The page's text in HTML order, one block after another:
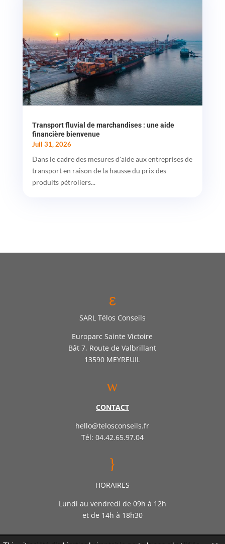
Transport fluvial de marchandises : une aide
financière bienvenue
Juil 31, 2026
Dans le cadre des mesures d'aide aux entreprises de
transport en raison de la hausse du prix des
produits pétroliers...
ε
SARL Télos Conseils
Europarc Sainte Victoire
Bât 7, Route de Valbrillant
13590 MEYREUIL
w
CONTACT
hello@telosconseils.fr
Tél: 04.42.65.97.04
}
HORAIRES
Lundi au vendredi de 09h à 12h
et de 14h à 18h30